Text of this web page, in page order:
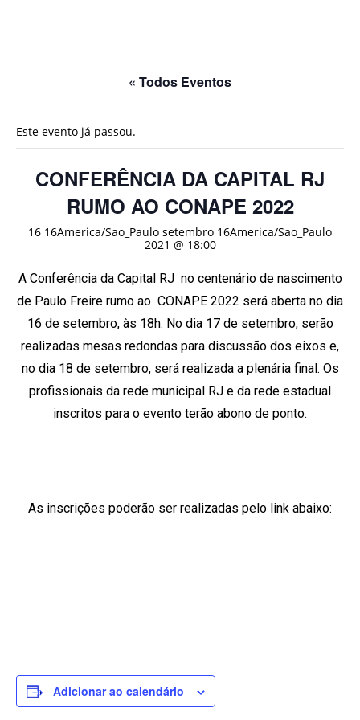
« Todos Eventos
Este evento já passou.
CONFERÊNCIA DA CAPITAL RJ
RUMO AO CONAPE 2022
16 16America/Sao_Paulo setembro 16America/Sao_Paulo
2021 @ 18:00
A Conferência da Capital RJ no centenário de nascimento
de Paulo Freire rumo ao CONAPE 2022 será aberta no dia
16 de setembro, às 18h. No dia 17 de setembro, serão
realizadas mesas redondas para discussão dos eixos e,
no dia 18 de setembro, será realizada a plenária final. Os
profissionais da rede municipal RJ e da rede estadual
inscritos para o evento terão abono de ponto.
As inscrições poderão ser realizadas pelo link abaixo:
Adicionar ao calendário